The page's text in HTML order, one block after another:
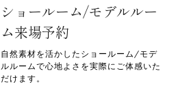
ショールーム/モデルルー
ム来場予約
自然素材を活かしたショールーム/モデ
ルルームで心地よさを実際にご体感いた
だけます。